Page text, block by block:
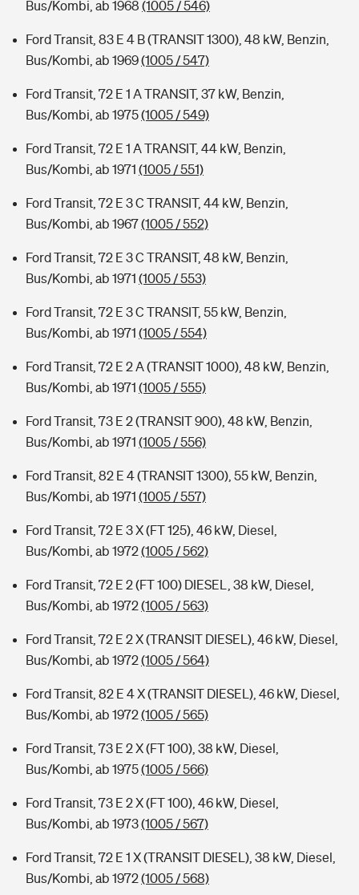
Bus/Kombi, ab 1968 (1005 / 546)
Ford Transit, 83 E 4 B (TRANSIT 1300), 48 kW, Benzin,
Bus/Kombi, ab 1969(1005 / 547)
Ford Transit, 72 E 1 A TRANSIT, 37 kW, Benzin,
Bus/Kombi, ab 1975(1005 / 549)
Ford Transit, 72 E 1 A TRANSIT, 44 kW, Benzin,
Bus/Kombi, ab 1971 (1005 / 551)
Ford Transit, 72 E 3 C TRANSIT, 44 kW, Benzin,
Bus/Kombi, ab 1967(1005 / 552)
Ford Transit, 72 E 3 C TRANSIT, 48 kW, Benzin,
Bus/Kombi, ab 1971 (1005 / 553)
Ford Transit, 72 E 3 C TRANSIT, 55 kW, Benzin,
Bus/Kombi, ab 1971 (1005 / 554)
Ford Transit, 72 E 2 A (TRANSIT 1000), 48 kW, Benzin,
Bus/Kombi, ab 1971 (1005 / 555)
Ford Transit, 73 E 2 (TRANSIT 900), 48 kW, Benzin,
Bus/Kombi, ab 1971 (1005 / 556)
Ford Transit, 82 E 4 (TRANSIT 1300), 55 kW, Benzin,
Bus/Kombi, ab 1971 (1005 / 557)
Ford Transit, 72 E 3 X (FT 125), 46 kW, Diesel,
Bus/Kombi, ab 1972(1005 / 562)
Ford Transit, 72 E 2 (FT 100) DIESEL, 38 kW, Diesel,
Bus/Kombi, ab 1972(1005 / 563)
Ford Transit, 72 E 2 X (TRANSIT DIESEL), 46 kW, Diesel,
Bus/Kombi, ab 1972(1005 / 564)
Ford Transit, 82 E 4 X (TRANSIT DIESEL), 46 kW, Diesel,
Bus/Kombi, ab 1972(1005 / 565)
Ford Transit, 73 E 2 X (FT 100), 38 kW, Diesel,
Bus/Kombi, ab 1975(1005 / 566)
Ford Transit, 73 E 2 X (FT 100), 46 kW, Diesel,
Bus/Kombi, ab 1973(1005 / 567)
Ford Transit, 72 E 1 X (TRANSIT DIESEL), 38 kW, Diesel,
Bus/Kombi, ab 1972(1005 / 568)